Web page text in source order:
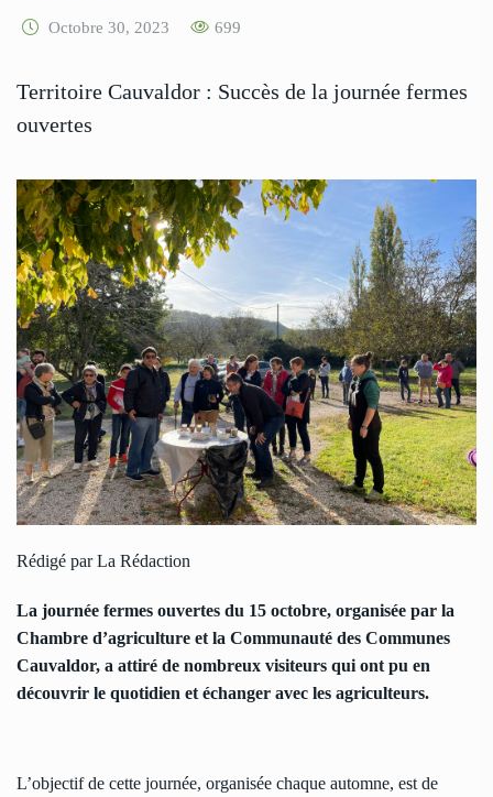
Octobre 30, 2023 699
Territoire Cauvaldor : Succès de la journée fermes
ouvertes
Rédigé par La Rédaction
La journée fermes ouvertes du 15 octobre, organisée par la
Chambre d’agriculture et la Communauté des Communes
Cauvaldor, a attiré de nombreux visiteurs qui ont pu en
découvrir le quotidien et échanger avec les agriculteurs.
L’objectif de cette journée, organisée chaque automne, est de